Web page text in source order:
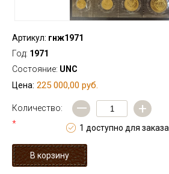
Артикул: гнж1971
Год: 1971
Состояние: UNC
Цена: 225 000,00 руб.
Количество:
*
— +
1 доступно для заказа